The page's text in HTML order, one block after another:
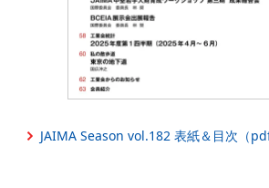
JAIMA Season vol.182 表紙＆目次（